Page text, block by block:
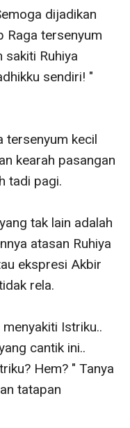
dijadikan
Raga tersenyum
sakiti Ruhiya
sendiri! "
tersenyum kecil
kearah pasangan
tadi pagi.
tak lain adalah
atasan Ruhiya
ekspresi Akbir
rela.
Istriku..
cantik ini..
Hem? " Tanya
tatapan